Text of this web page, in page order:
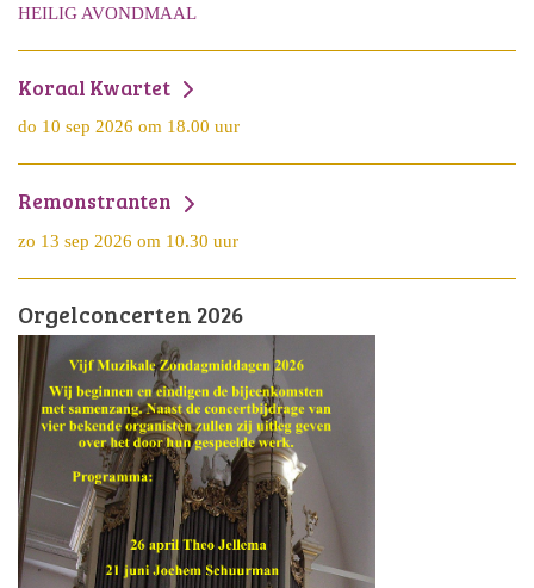
HEILIG AVONDMAAL
Koraal Kwartet
do 10 sep 2026 om 18.00 uur
Remonstranten
zo 13 sep 2026 om 10.30 uur
Orgelconcerten 2026